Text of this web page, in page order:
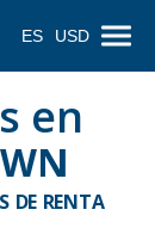
ES USD
en
DE RENTA